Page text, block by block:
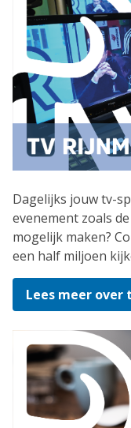
Dagelijks jouw tv-
evenement zoals
mogelijk maken?
een half miljoen
Lees meer